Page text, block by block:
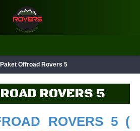
Paket Offroad Rovers 5
ROVERS 5
ROVERS 5 (